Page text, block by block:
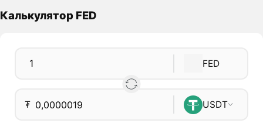
Калькулятор FED
FED
₮ USDT